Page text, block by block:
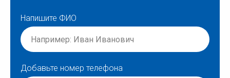
Напишите ФИО
Добавьте номер телефона